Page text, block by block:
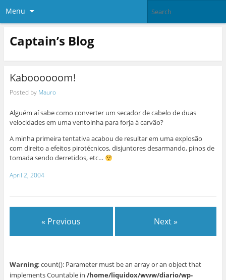
Menu
Captain’s Blog
Kaboooooom!
Posted by Mauro
Alguém aí sabe como converter um secador de cabelo de duas
velocidades em uma ventoinha para forja à carvão?
A minha primeira tentativa acabou de resultar em uma explosão
com direito a efeitos pirotécnicos, disjuntores desarmando, pinos de
tomada sendo derretidos, etc…
April 2, 2004
« Previous Next »
Warning: count(): Parameter must be an array or an object that
implements Countable in /home/liquidox/www/diario/wp-